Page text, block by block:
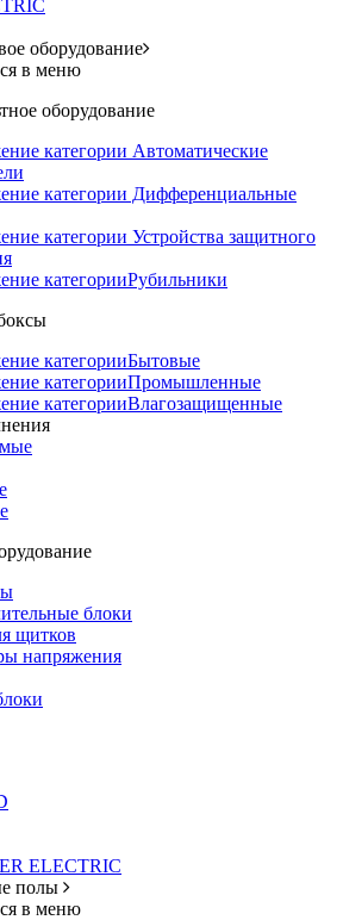
оборудование
в меню
оборудование
Автоматические
Дифференциальные
Устройства защитного
Рубильники
Бытовые
Промышленные
Влагозащищенные
блоки
щитков
напряжения
ELECTRIC
полы
в меню